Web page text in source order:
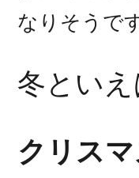
なりそうで
冬といえ
クリスマ